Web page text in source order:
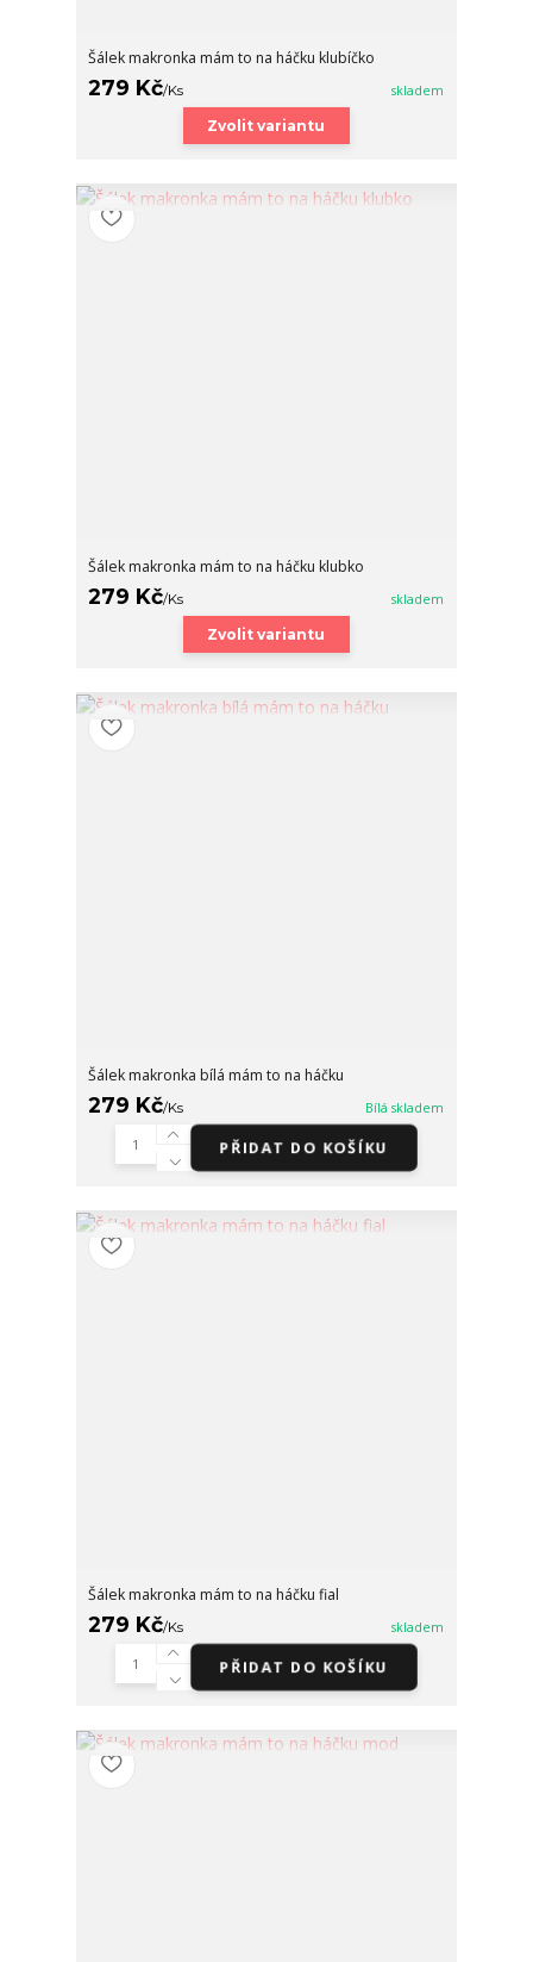
Šálek makronka mám to na háčku klubíčko
279 Kč/Ks skladem
Zvolit variantu
Šálek makronka mám to na háčku klubko
279 Kč/Ks skladem
Zvolit variantu
Šálek makronka bílá mám to na háčku
279 Kč/Ks Bílá skladem
PŘIDAT DO KOŠÍKU
Šálek makronka mám to na háčku fial
279 Kč/Ks skladem
PŘIDAT DO KOŠÍKU